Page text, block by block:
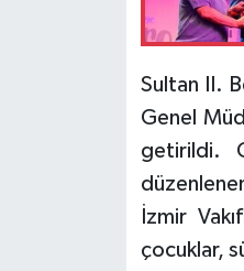
Sultan II.
Genel
getirildi.
İzmir
çocuklar,